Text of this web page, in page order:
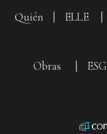
Quién ELLE
Obras ESG